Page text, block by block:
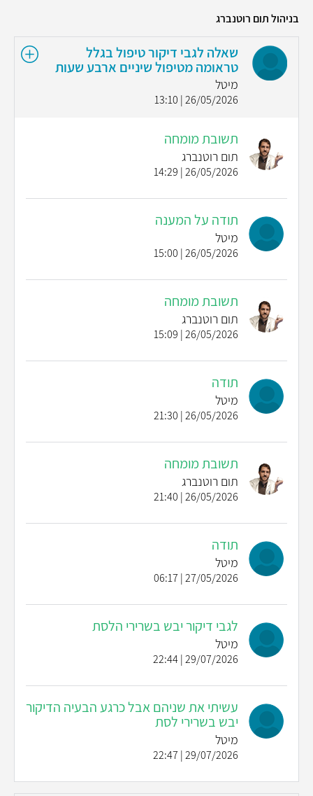
בניהול תום רוטנברג
שאלה לגבי דיקור טיפול בגלל
טראומה מטיפול שיניים ארבע שעות
מיטל
26/05/2026 | 13:10
תשובת מומחה
תום רוטנברג
26/05/2026 | 14:29
תודה על המענה
מיטל
26/05/2026 | 15:00
תשובת מומחה
תום רוטנברג
26/05/2026 | 15:09
תודה
מיטל
26/05/2026 | 21:30
תשובת מומחה
תום רוטנברג
26/05/2026 | 21:40
תודה
מיטל
27/05/2026 | 06:17
לגבי דיקור יבש בשרירי הלסת
מיטל
29/07/2026 | 22:44
עשיתי את שניהם אבל כרגע הבעיה הדיקור
יבש בשרירי לסת
מיטל
29/07/2026 | 22:47